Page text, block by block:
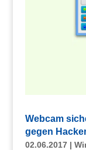
Webcam
gegen
02.06.2017|